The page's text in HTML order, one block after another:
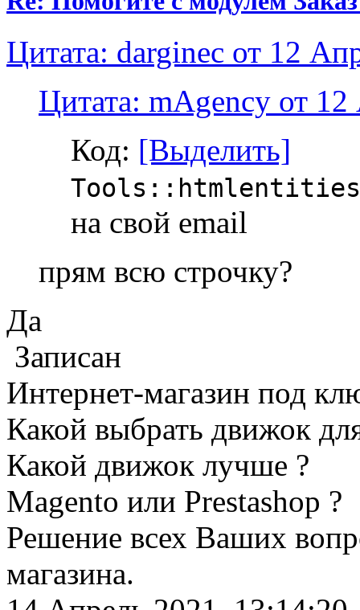
Цитата: darginec от 12
Цитата: mAgency от
Код: [Выделить]
на свой email
прям всю строчку?
Да
Записан
Интернет-магазин под
Какой выбрать движок
Какой движок лучше ?
Magento или Prestashop ?
Решение всех Ваших
магазина.